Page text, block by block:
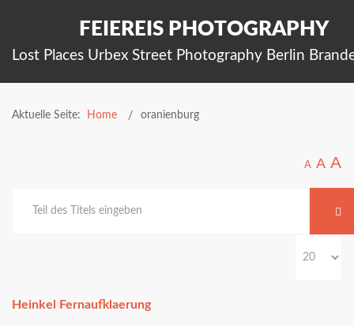
FEIEREIS PHOTOGRAPHY
Lost Places Urbex Street Photography Berlin
Aktuelle Seite: Home oranienburg
A A A
Heinkel Fernaufklaerung